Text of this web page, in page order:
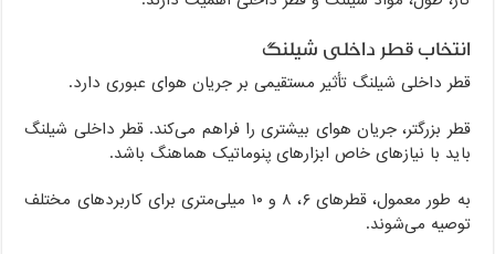
انتخاب قطر داخلی شیلنگ
قطر داخلی شیلنگ تأثیر مستقیمی بر جریان هوای عبوری دارد.
قطر بزرگتر، جریان هوای بیشتری را فراهم می‌کند. قطر داخلی شیلنگ
باید با نیازهای خاص ابزارهای پنوماتیک هماهنگ باشد.
به طور معمول، قطرهای ۶، ۸ و ۱۰ میلی‌متری برای کاربردهای مختلف
توصیه می‌شوند.